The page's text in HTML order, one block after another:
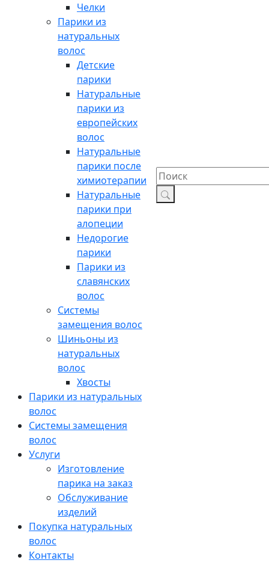
Челки
Парики из
натуральных
волос
Детские
парики
Натуральные
парики из
европейских
волос
Натуральные
парики после
химиотерапии
Натуральные
парики при
алопеции
Недорогие
парики
Парики из
славянских
волос
Системы
замещения волос
Шиньоны из
натуральных
волос
Хвосты
Парики из натуральных
волос
Системы замещения
волос
Услуги
Изготовление
парика на заказ
Обслуживание
изделий
Покупка натуральных
волос
Контакты